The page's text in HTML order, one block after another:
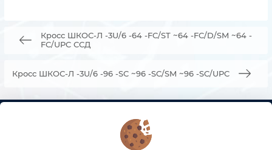
Кросс ШКОС-Л -3U/6 -64 -FC/ST ~64 -FC/D/SM ~64 -
FC/UPC ССД
Кросс ШКОС-Л -3U/6 -96 -SC ~96 -SC/SM ~96 -SC/UPC